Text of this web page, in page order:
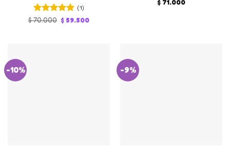
Valorado en
(1)
$70.000 Original
price
$ 59.500Current
$ 71.000
-10% -9%